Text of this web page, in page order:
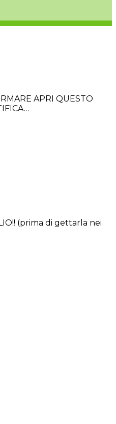
APRI QUESTO
(prima di gettarla nei